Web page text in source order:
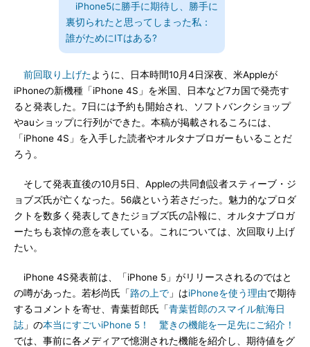
iPhone5に勝手に期待し、勝手に
裏切られたと思ってしまった私：
誰がためにITはある?
前回取り上げたように、日本時間10月4日深夜、米Appleが
iPhoneの新機種「iPhone 4S」を米国、日本など7カ国で発売す
ると発表した。7日には予約も開始され、ソフトバンクショップ
やauショップに行列ができた。本稿が掲載されるころには、
「iPhone 4S」を入手した読者やオルタナブロガーもいることだ
ろう。
そして発表直後の10月5日、Appleの共同創設者スティーブ・ジ
ョブズ氏が亡くなった。56歳という若さだった。魅力的なプロダ
クトを数多く発表してきたジョブズ氏の訃報に、オルタナブロガ
ーたちも哀悼の意を表している。これについては、次回取り上げ
たい。
iPhone 4S発表前は、「iPhone 5」がリリースされるのではと
の噂があった。若杉尚氏「路の上で 」はiPhoneを使う理由で期待
するコメントを寄せ、青葉哲郎氏「青葉哲郎のスマイル航海日
誌 」の本当にすごいiPhone 5！ 驚きの機能を一足先にご紹介！
では、事前に各メディアで憶測された機能を紹介し、期待値をグ